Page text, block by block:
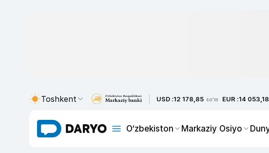
Toshkent USD :12 178,85 so'm EUR :14 053,18
O‘zbekiston Markaziy Osiyo